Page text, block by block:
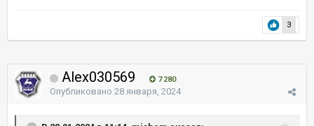
3
Alex030569 7 280
Опубликовано 28 января, 2024